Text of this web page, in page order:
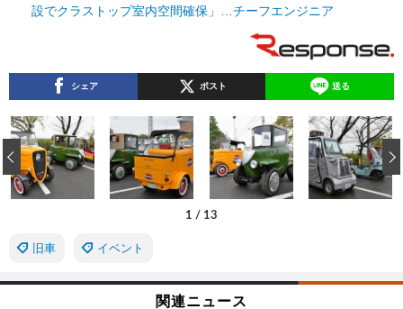
設でクラストップ室内空間確保」…チーフエンジニア
シェア ポスト 送る
1 / 13
‹
旧車 イベント
関連ニュース